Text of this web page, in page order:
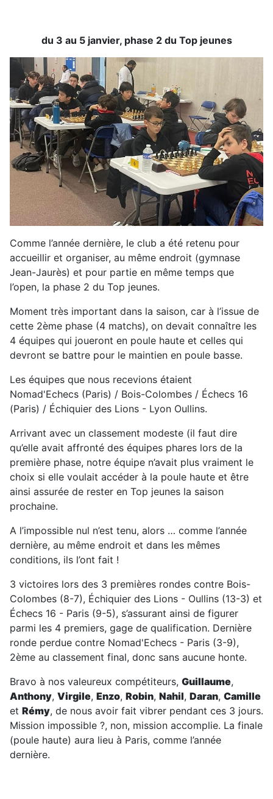
du 3 au 5 janvier, phase 2 du Top jeunes
Comme l’année dernière, le club a été retenu pour
accueillir et organiser, au même endroit (gymnase
Jean-Jaurès) et pour partie en même temps que
l’open, la phase 2 du Top jeunes.
Moment très important dans la saison, car à l’issue de
cette 2ème phase (4 matchs), on devait connaître les
4 équipes qui joueront en poule haute et celles qui
devront se battre pour le maintien en poule basse.
Les équipes que nous recevions étaient
Nomad'Echecs (Paris) / Bois-Colombes / Échecs 16
(Paris) / Échiquier des Lions - Lyon Oullins.
Arrivant avec un classement modeste (il faut dire
qu’elle avait affronté des équipes phares lors de la
première phase, notre équipe n’avait plus vraiment le
choix si elle voulait accéder à la poule haute et être
ainsi assurée de rester en Top jeunes la saison
prochaine.
A l’impossible nul n’est tenu, alors … comme l’année
dernière, au même endroit et dans les mêmes
conditions, ils l’ont fait !
3 victoires lors des 3 premières rondes contre Bois-
Colombes (8-7), Échiquier des Lions - Oullins (13-3) et
Échecs 16 - Paris (9-5), s’assurant ainsi de figurer
parmi les 4 premiers, gage de qualification. Dernière
ronde perdue contre Nomad'Echecs - Paris (3-9),
2ème au classement final, donc sans aucune honte.
Bravo à nos valeureux compétiteurs, Guillaume,
Anthony, Virgile, Enzo, Robin, Nahil, Daran, Camille
et Rémy, de nous avoir fait vibrer pendant ces 3 jours.
Mission impossible ?, non, mission accomplie. La finale
(poule haute) aura lieu à Paris, comme l’année
dernière.